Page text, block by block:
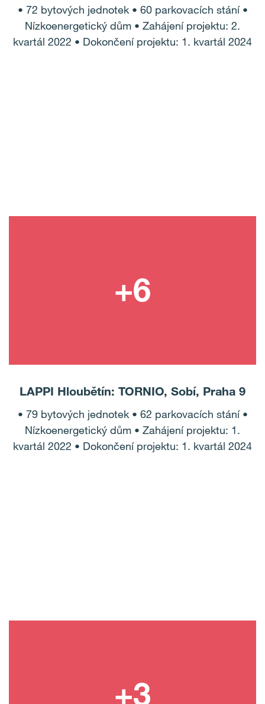
• 72 bytových jednotek • 60 parkovacích stání •
Nízkoenergetický dům • Zahájení projektu: 2.
kvartál 2022 • Dokončení projektu: 1. kvartál 2024
LAPPI Hloubětín: TORNIO, Sobí, Praha 9
• 79 bytových jednotek • 62 parkovacích stání •
Nízkoenergetický dům • Zahájení projektu: 1.
kvartál 2022 • Dokončení projektu: 1. kvartál 2024